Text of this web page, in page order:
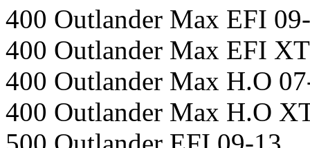
400 Outlander Max EFI
400 Outlander Max EFI
400 Outlander Max H.O
400 Outlander Max H.O